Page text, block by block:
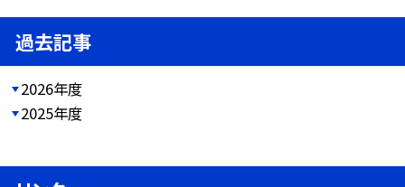
過去記事
2026年度
2025年度